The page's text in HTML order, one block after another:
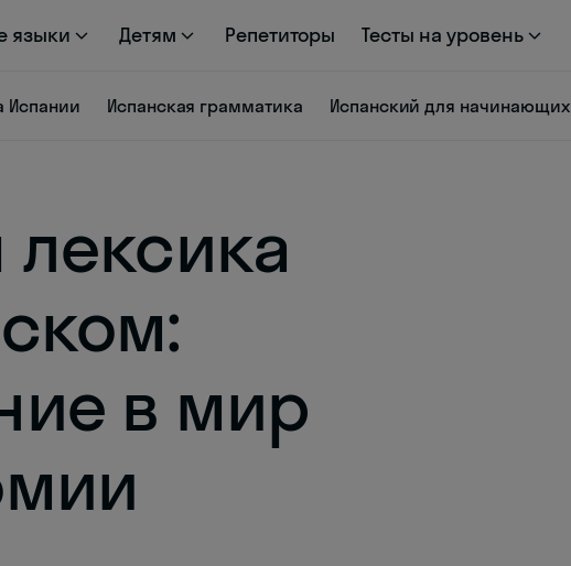
языки Детям Репетиторы Тесты на уровень
Испании Испанская грамматика Испанский для начинающих
лексика
в мир